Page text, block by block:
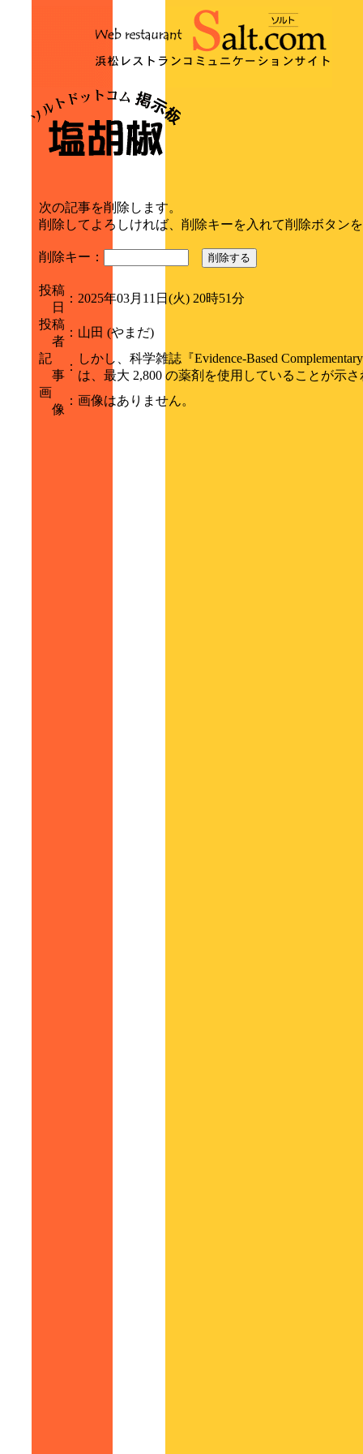
次の記事を削除します。
削除してよろしければ、削除キーを入れて削除ボタン
削除キー： 削除する
投稿
日
： 2025年03月11日(火) 20時51分
投稿
者
： 山田 (やまだ)
記
事
：
しかし、科学雑誌『Evidence-Based
は、最大 2,800 の薬剤を使用していることが示
画
像
： 画像はありません。